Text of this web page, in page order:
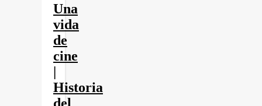
Una
vida
de
cine
|
Historia